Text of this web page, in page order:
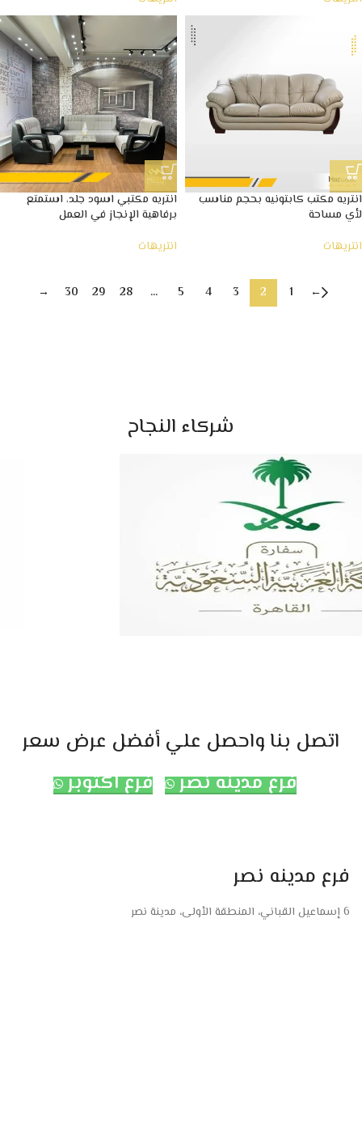
انتريه مكتب كابتونيه بحجم مناسب
لأي مساحة
انتريهات
انتريه مكتبي اسود جلد، استمتع
برفاهية الإنجاز في العمل
انتريهات
←
1
2
3
4
5
…
28
29
30
→
شركاء النجاح
اتصل بنا واحصل علي أفضل عرض سعر
فرع مدينه نصر
فرع اكتوبر
فرع مدينه نصر
6 إسماعيل القباني، المنطقة الأولى، مدينة نصر